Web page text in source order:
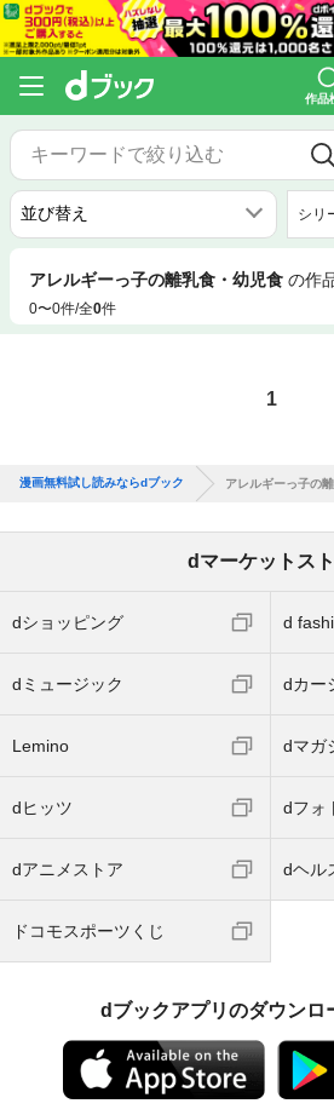
作品
シリ
アレルギーっ子の離乳食・幼児食 の作
0〜0件/全0件
1
漫画無料試し読みならdブック アレルギーっ子の
dマーケットス
dショッピング d
dミュージック dカー
Lemino dマガ
dヒッツ dフォ
dアニメストア dヘル
ドコモスポーツくじ
dブックアプリのダウンロ